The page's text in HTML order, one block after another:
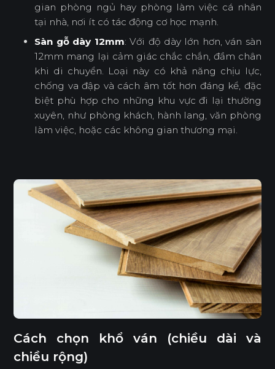
gian phòng ngủ hay phòng làm việc cá nhân
tại nhà, nơi ít có tác động cơ học mạnh.
Sàn gỗ dày 12mm: Với độ dày lớn hơn, ván sàn
12mm mang lại cảm giác chắc chắn, đầm chân
khi di chuyển. Loại này có khả năng chịu lực,
chống va đập và cách âm tốt hơn đáng kể, đặc
biệt phù hợp cho những khu vực đi lại thường
xuyên, như phòng khách, hành lang, văn phòng
làm việc, hoặc các không gian thương mại.
Cách chọn khổ ván (chiều dài và
chiều rộng)